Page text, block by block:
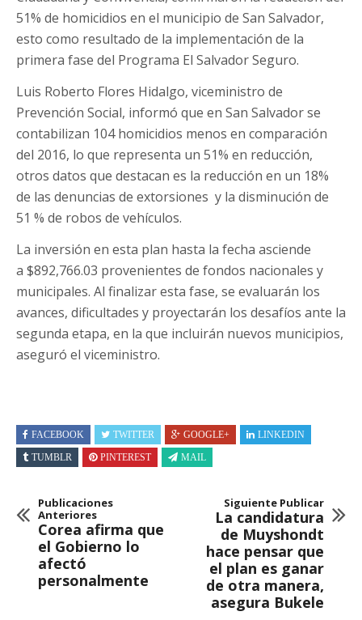
51% de homicidios en el municipio de San Salvador,
esto como resultado de la implementación de la
primera fase del Programa El Salvador Seguro.
Luis Roberto Flores Hidalgo, viceministro de
Prevención Social, informó que en San Salvador se
contabilizan 104 homicidios menos en comparación
del 2016, lo que representa un 51% en reducción,
otros datos que destacan es la reducción en un 18%
de las denuncias de extorsiones y la disminución de
51 % de robos de vehículos.
La inversión en esta plan hasta la fecha asciende
a $892,766.03 provenientes de fondos nacionales y
municipales. Al finalizar esta fase, se evaluarán los
avances, dificultades y proyectarán los desafíos ante la
segunda etapa, en la que incluirán nuevos municipios,
aseguró el viceministro.
FACEBOOK TWITTER GOOGLE+
LINKEDIN
TUMBLR
PINTEREST MAIL
Publicaciones
Anteriores
Corea afirma que
el Gobierno lo
afectó
personalmente
Siguiente Publicar
La candidatura
de Muyshondt
hace pensar que
el plan es ganar
de otra manera,
asegura Bukele